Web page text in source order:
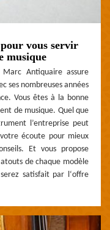
vous servir
musique
Marc Antiquaire assure
ses nombreuses années
Vous êtes à la bonne
de musique. Quel que
l’entreprise peut
écoute pour mieux
Et vous propose
de chaque modèle
satisfait par l‘offre